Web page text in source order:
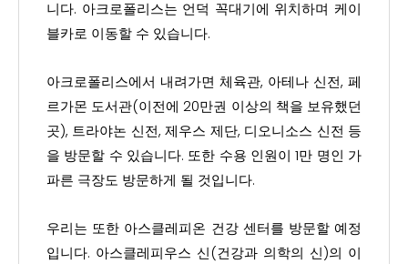
니다. 아크로폴리스는 언덕 꼭대기에 위치하며 케이
블카로 이동할 수 있습니다.
아크로폴리스에서 내려가면 체육관, 아테나 신전, 페
르가몬 도서관(이전에 20만권 이상의 책을 보유했던
곳), 트라야논 신전, 제우스 제단, 디오니소스 신전 등
을 방문할 수 있습니다. 또한 수용 인원이 1만 명인 가
파른 극장도 방문하게 될 것입니다.
우리는 또한 아스클레피온 건강 센터를 방문할 예정
입니다. 아스클레피우스 신(건강과 의학의 신)의 이